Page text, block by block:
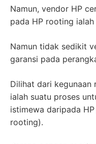
Namun, vendor HP
pada HP rooting
Namun tidak sedikit
garansi pada
Dilihat dari kegunaan
ialah suatu proses
istimewa daripada
rooting).